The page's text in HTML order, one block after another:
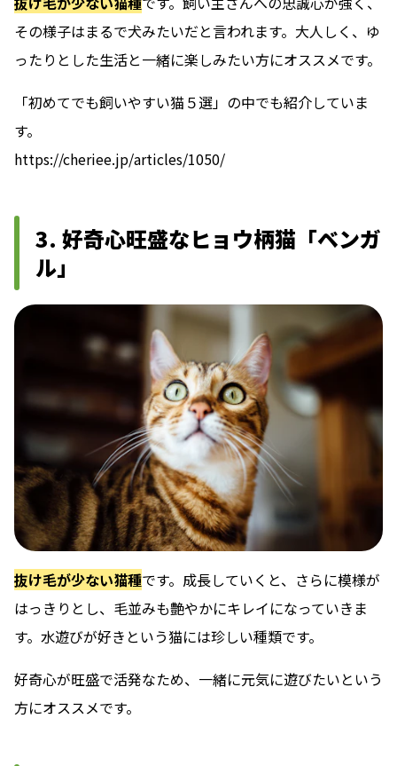
その様子はまるで犬みたいだと言われます。大人しく、ゆ
ったりとした生活と一緒に楽しみたい方にオススメです。
「初めてでも飼いやすい猫５選」の中でも紹介していま
す。
https://cheriee.jp/articles/1050/
3. 好奇心旺盛なヒョウ柄猫「ベンガ
ル」
抜け毛が少ない猫種です。成長していくと、さらに模様が
はっきりとし、毛並みも艶やかにキレイになっていきま
す。水遊びが好きという猫には珍しい種類です。
好奇心が旺盛で活発なため、一緒に元気に遊びたいという
方にオススメです。